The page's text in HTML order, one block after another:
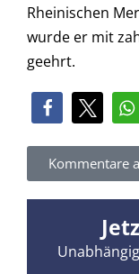
Rheinischen
wurde er mit
geehrt.
Kommentare